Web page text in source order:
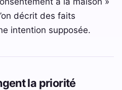
décrit des faits
intention supposée.
la priorité